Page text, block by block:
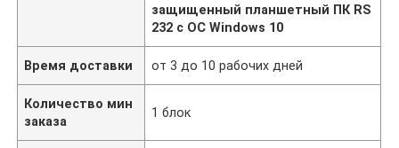
защищенный планшетный ПК RS
232 с ОС Windows 10
Время доставки от 3 до 10 рабочих дней
Количество мин
заказа
1 блок